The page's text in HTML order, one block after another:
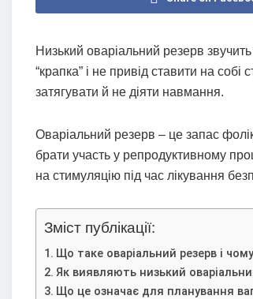
Низький оваріальний резерв
“крапка” і не привід ставити на
затягувати й не діяти навмання.
Оваріальний резерв – це запас
брати участь у репродуктивному
на стимуляцію під час лікування
Зміст публікації:
Що таке оваріальний резерв і
Як виявляють низький
Що це означає для планування